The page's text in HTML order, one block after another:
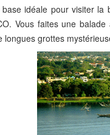
idéale pour visiter la
Vous faites une
longues grottes